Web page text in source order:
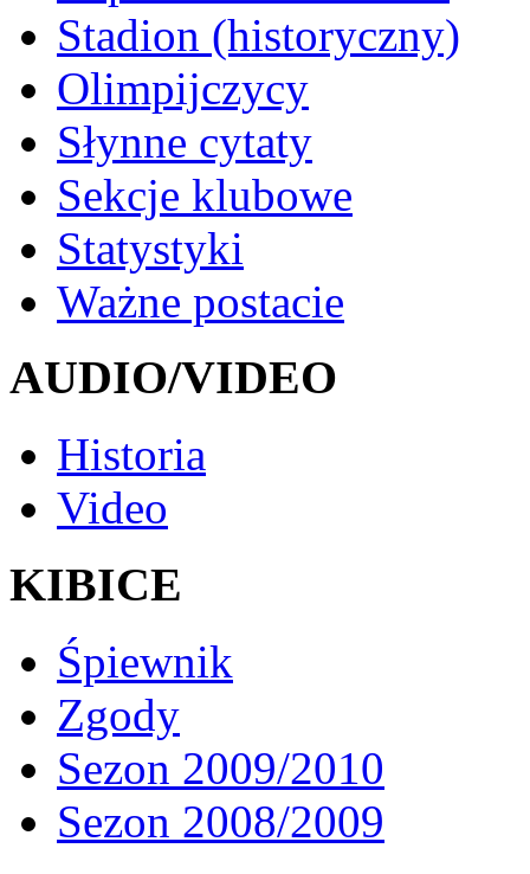
Stadion (historyczny)
Olimpijczycy
Słynne cytaty
Sekcje klubowe
Statystyki
Ważne postacie
AUDIO/VIDEO
Historia
Video
KIBICE
Śpiewnik
Zgody
Sezon 2009/2010
Sezon 2008/2009